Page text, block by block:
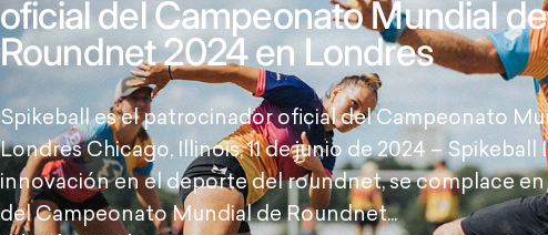
oficial del Campeonato Mundial de
Roundnet 2024 en Londres
Spikeball es el patrocinador oficial del Campeonato
Londres Chicago, Illinois, 11 de junio de 2024 – Spikeball
innovación en el deporte del roundnet, se complace
del Campeonato Mundial de Roundnet...